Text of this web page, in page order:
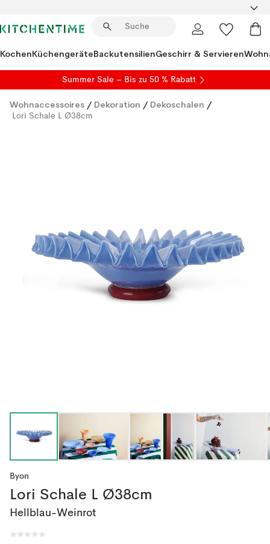
KochenKüchengeräteBackutensilienGeschirr & Servieren
Summer Sale – Bis zu 50 % Rabatt
Wohnaccessoires / Dekoration / Dekoschalen /
Lori Schale L Ø38cm
Byon
Lori Schale L Ø38cm
Hellblau-Weinrot